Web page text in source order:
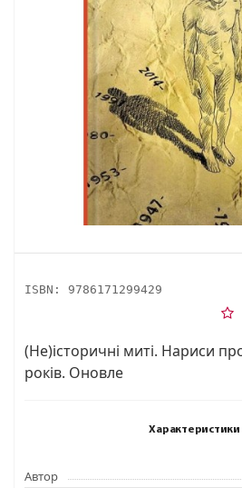
ISBN: 9786171299429
(Не)історичні миті. Нариси
років. Оновле
Характеристики
Автор